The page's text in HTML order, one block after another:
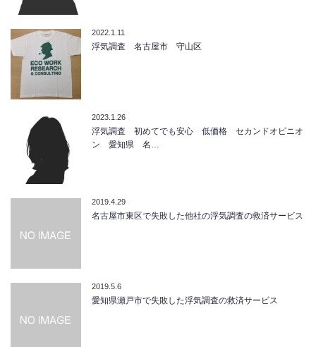
2022.1.11
浮気調査 名古屋市 守山区
2023.1.26
浮気調査 初めてでも安心 低価格 セカンドオピニオ
ン 愛知県 名…
2019.4.29
名古屋市東区で失敗した他社の浮気調査の救済サービス
2019.5.6
愛知県瀬戸市で失敗した浮気調査の救済サービス